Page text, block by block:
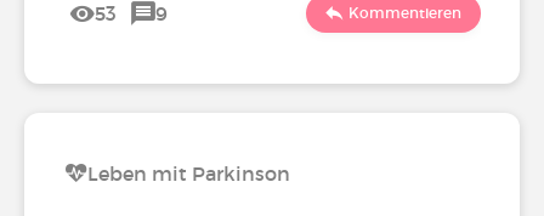
53 9 Kommentieren
Leben mit Parkinson